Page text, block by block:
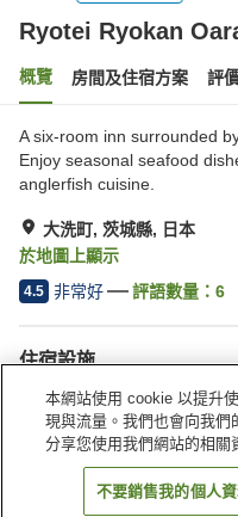
Ryotei Ryokan
概覽 房間及住宿方案 評
A six-room inn surrounded
Enjoy seasonal seafood
anglerfish cuisine.
大洗町, 茨城縣, 日本
於地圖上顯示
4.5 非常好 評語數量： 6
住宿設施
停車場
水療/美容院
日本 茨城縣
大
Ryotei Ryokan Oarai Yamaguchi-
本網站使用 cookie 以提升
現與流量。我們也會向我
分享您使用我們網站的相關
不要銷售我的個人